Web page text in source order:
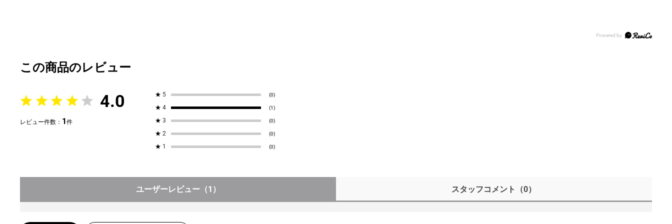
4.0
レビュー件数： 1件
★ 5 (0)
★ 4 (1)
★ 3 (0)
★ 2 (0)
★ 1 (0)
ユーザーレビュー （1） スタッフコメント （0）